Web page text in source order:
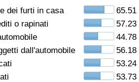
dei furti in casa
65.51
o rapinati
57.23
44.78
dall'automobile
56.18
53.24
53.73
Sanitaria (Corrente)
Sanitaria